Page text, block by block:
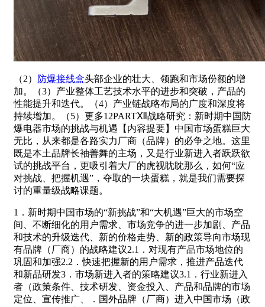
（2） 防爆接线盒头部企业的壮大、领跑和市场份额的增
加。（3）产业整体工艺技术水平的进步和突破，产品的
性能提升和迭代。（4）产业链战略布局的广度和深度将
持续增加。（5）更多12PARTⅫ战略研究：新时期中国防
爆电器市场的挑战与机遇【内容提要】中国市场蛋糕巨大
无比，从来都是各路实力厂商（品牌）的必争之地。这里
既是本土品牌长袖善舞的主场，又是行业新进入者跃跃欲
试的挑战平台，更吸引着大厂的虎视眈眈那么，如何“应
对挑战、把握机遇”，夺取的一块蛋糕，就是我们需要探
讨的重量级战略课题。
1．新时期中国市场的“新挑战”和“大机遇”巨大的市场空
间、不断细化的用户需求、市场竞争的进一步加剧、产品
和技术的升级迭代、新的价格走势、新的政策导向市场现
有品牌（厂商）的战略建议2.1．对现有产品市场地位的
巩固和加强2.2．快速把握新的用户需求，推进产品迭代
和新品研发3．市场新进入者的策略建议3.1．行业新进入
者（政策条件、技术研发、资金投入、产品和品牌的市场
定位、宣传推广、．国外品牌（厂商）进入中国市场（政